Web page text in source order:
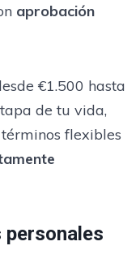
aprobación
€1.500 hasta
de tu vida,
términos flexibles
personales